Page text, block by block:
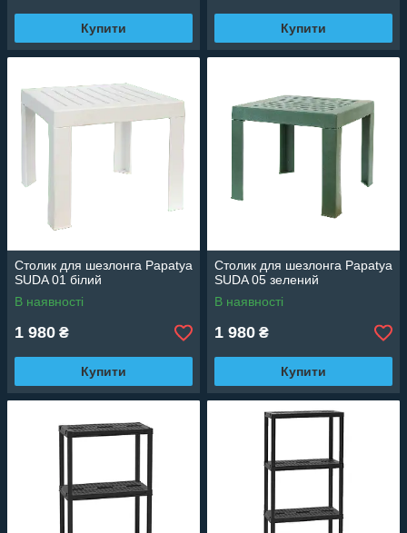
Купити Купити
Столик для шезлонга Papatya
SUDA 01 білий
В наявності
1 980 ₴
Купити
Столик для шезлонга Papatya
SUDA 05 зелений
В наявності
1 980 ₴
Купити